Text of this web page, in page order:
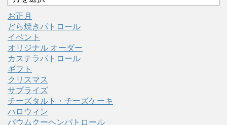
ー
カ
イ
ブ
お正月
どら焼きパトロール
イベント
オリジナル オーダー
カステラパトロール
ギフト
クリスマス
サプライズ
チーズタルト・チーズケーキ
ハロウィン
バウムクーヘンパトロール